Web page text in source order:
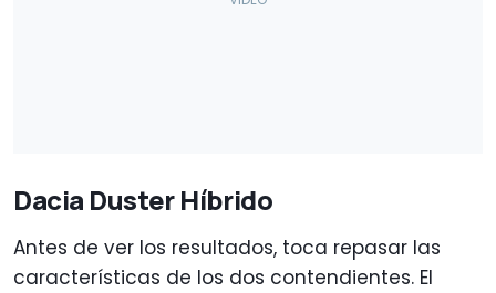
Dacia Duster Híbrido
Antes de ver los resultados, toca repasar las
características de los dos contendientes. El